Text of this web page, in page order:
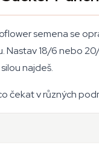
semena se
Nastav 18/6 nebo
najdeš.
čekat v různých